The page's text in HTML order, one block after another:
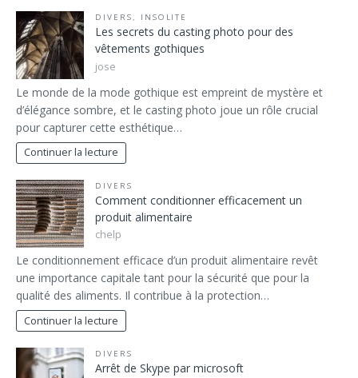
DIVERS, INSOLITE
Les secrets du casting photo pour des
vêtements gothiques
jose
Le monde de la mode gothique est empreint de mystère et
d’élégance sombre, et le casting photo joue un rôle crucial
pour capturer cette esthétique…
Continuer la lecture
DIVERS
Comment conditionner efficacement un
produit alimentaire
chelp
Le conditionnement efficace d’un produit alimentaire revêt
une importance capitale tant pour la sécurité que pour la
qualité des aliments. Il contribue à la protection…
Continuer la lecture
DIVERS
Arrêt de Skype par microsoft